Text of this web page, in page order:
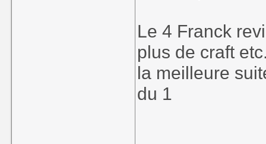
Le 4 Franck
plus de craft
la meilleure
du 1